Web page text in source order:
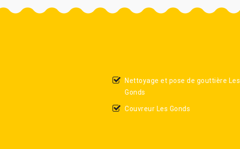
Nettoyage et pose de gouttière Les
Gonds
Couvreur Les Gonds